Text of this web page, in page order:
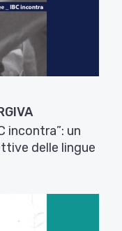
incontra”: un
delle lingue